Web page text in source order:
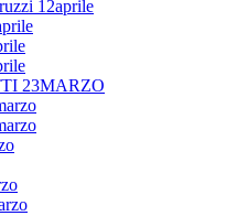
12aprile
23MARZO